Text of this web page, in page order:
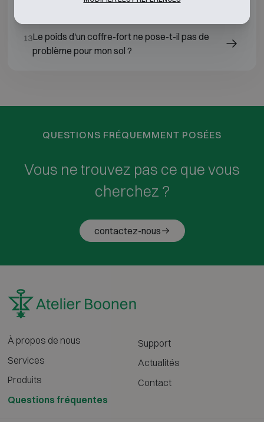
13Le poids d'un coffre-fort ne pose-t-il pas de
problème pour mon sol ?
QUESTIONS FRÉQUEMMENT POSÉES
Vous ne trouvez pas ce que vous
cherchez ?
contactez-nous
À propos de nous
Services
Produits
Questions fréquentes
Support
Actualités
Contact